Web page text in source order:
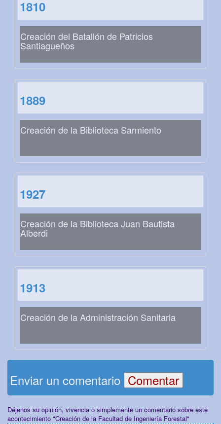
1810
Creación del Batallón de Patricios
Santiagueños
1889
Creación de la Biblioteca Sarmiento
1927
Creación de la Biblioteca Juan Bautista
Alberdi
1913
Creación de la Administración Sanitaria
Enviar un comentario
Déjenos su opinión, vivencia o simplemente un comentario sobre este
acontecimiento "Creación de la Facultad de Ingeniería Forestal"